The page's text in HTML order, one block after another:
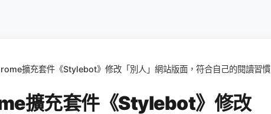
擴充套件《Stylebot》修改「別人」網站版面，符合自己的閱讀習慣
擴充套件《Stylebot》修改